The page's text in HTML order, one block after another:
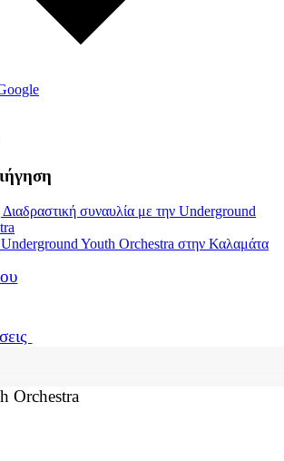
Διαδραστική συναυλία με την Underground
Underground Youth Orchestra στην Καλαμάτα
Orchestra